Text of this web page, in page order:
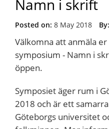
Namn i skrift
Posted on: 8 May 2018 By:
Välkomna att anmäla
symposium - Namn i
öppen.
Symposiet äger rum i
2018 och är ett
Göteborgs universitet